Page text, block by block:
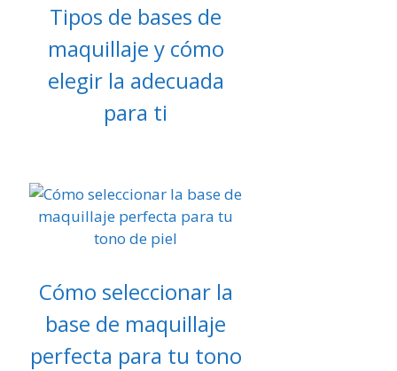
Tipos de bases de
maquillaje y cómo
elegir la adecuada
para ti
Cómo seleccionar la
base de maquillaje
perfecta para tu tono